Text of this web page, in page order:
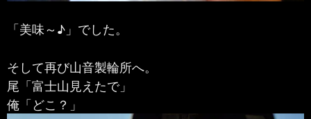
「美味～♪」でした。
そして再び山音製輪所へ。
尾「富士山見えたで」
俺「どこ？」